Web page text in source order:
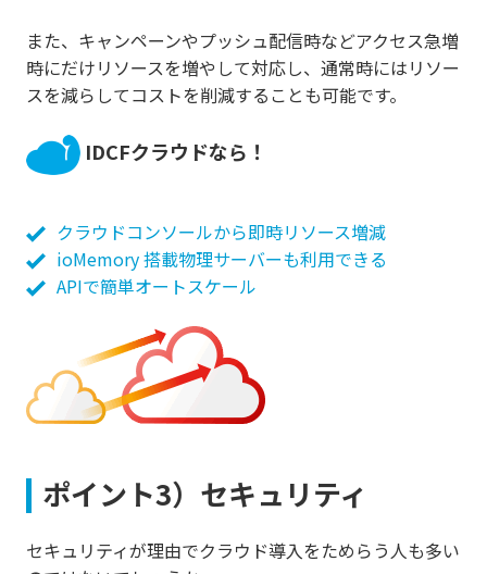
また、キャンペーンやプッシュ配信時などアクセス急増
時にだけリソースを増やして対応し、通常時にはリソー
スを減らしてコストを削減することも可能です。
IDCFクラウドなら！
クラウドコンソールから即時リソース増減
ioMemory 搭載物理サーバーも利用できる
APIで簡単オートスケール
ポイント3）セキュリティ
セキュリティが理由でクラウド導入をためらう人も多い